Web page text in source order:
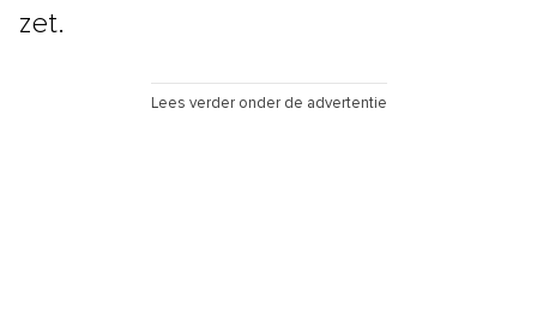
zet.
Lees verder onder de advertentie